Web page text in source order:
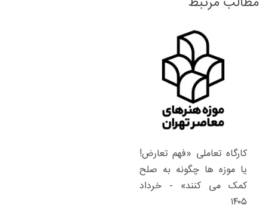
کارگاه تعاملی «فهم تعارض!
یا موزه ها چگونه به صلح
کمک می کنند» - خرداد
۱۴۰۵